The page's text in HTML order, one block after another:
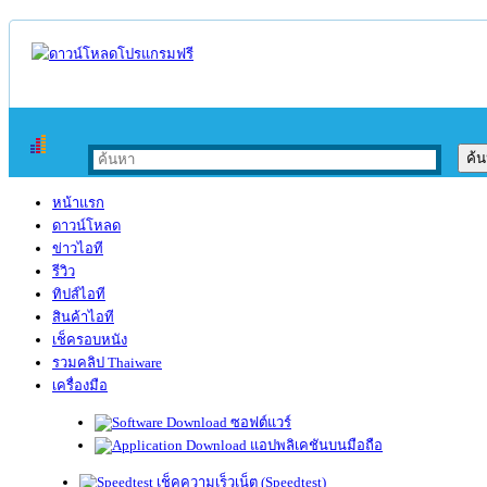
หน้าแรก
ดาวน์โหลด
ข่าวไอที
รีวิว
ทิปส์ไอที
สินค้าไอที
เช็ครอบหนัง
รวมคลิป Thaiware
เครื่องมือ
ซอฟต์แวร์
แอปพลิเคชันบนมือถือ
เช็คความเร็วเน็ต (Speedtest)